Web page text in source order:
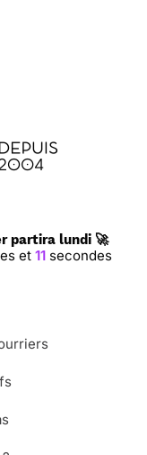
partira lundi 🚀
et 10 secondes